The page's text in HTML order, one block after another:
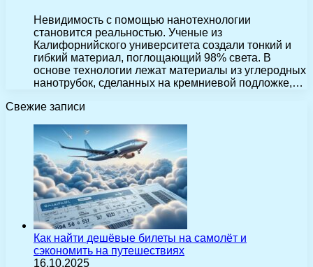
Невидимость с помощью нанотехнологии
становится реальностью. Ученые из
Калифорнийского университета создали тонкий и
гибкий материал, поглощающий 98% света. В
основе технологии лежат материалы из углеродных
нанотрубок, сделанных на кремниевой подложке,…
Свежие записи
Как найти дешёвые билеты на самолёт и
сэкономить на путешествиях
16.10.2025